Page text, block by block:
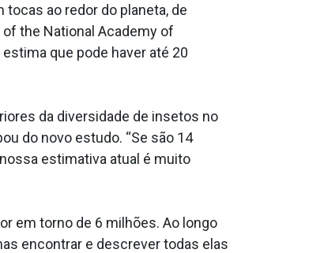
ao redor do planeta, de
the National Academy of
que pode haver até 20
da diversidade de insetos no
do novo estudo. “Se são 14
estimativa atual é muito
em torno de 6 milhões. Ao longo
encontrar e descrever todas elas